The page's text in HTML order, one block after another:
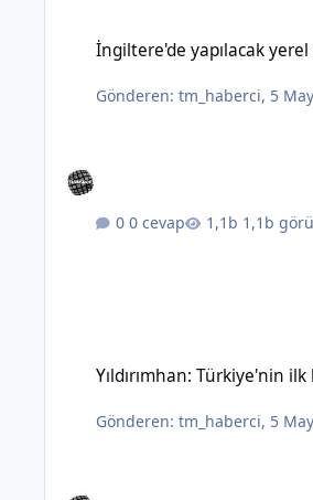
İngiltere'de yapılacak
Gönderen:tm_haberci, 5
0 cevap 1,1b
Yıldırımhan: Türkiye'nin
Gönderen:tm_haberci, 5